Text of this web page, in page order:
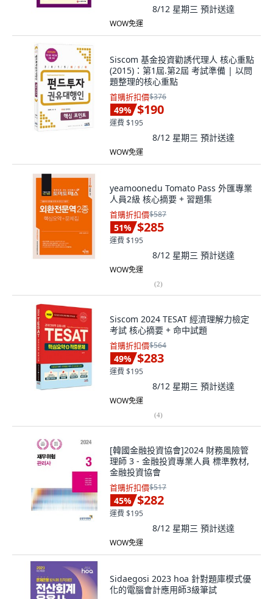
8/12 星期三 預計送達
WOW免運
Siscom 基金投資勸誘代理人 核心重點
(2015)：第1屆.第2屆 考試準備 | 以問
題整理的核心重點
首購折扣價$376
49% $190
運費 $195
8/12 星期三 預計送達
WOW免運
yeamoonedu Tomato Pass 外匯專業
人員2級 核心摘要 + 習題集
首購折扣價$587
51% $285
運費 $195
8/12 星期三 預計送達
WOW免運
(2)
Siscom 2024 TESAT 經濟理解力檢定
考試 核心摘要 + 命中試題
首購折扣價$564
49% $283
運費 $195
8/12 星期三 預計送達
WOW免運
(4)
[韓國金融投資協會]2024 財務風險管
理師 3 - 金融投資專業人員 標準教材,
金融投資協會
首購折扣價$517
45% $282
運費 $195
8/12 星期三 預計送達
WOW免運
Sidaegosi 2023 hoa 針對題庫模式優
化的電腦會計應用師3級筆試